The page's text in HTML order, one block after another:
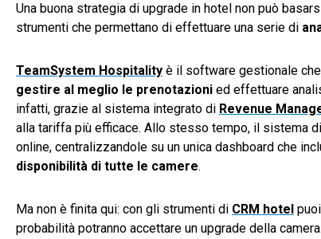
Una buona strategia di upgrade in hotel non può
strumenti che permettano di effettuare una serie di
TeamSystem Hospitality è il software gestionale
gestire al meglio le prenotazioni ed effettuare
infatti, grazie al sistema integrato di Revenue
alla tariffa più efficace. Allo stesso tempo, il sistema di
online, centralizzandole su un unica dashboard che
disponibilità di tutte le camere.
Ma non è finita qui: con gli strumenti di CRM hotel
probabilità potranno accettare un upgrade della